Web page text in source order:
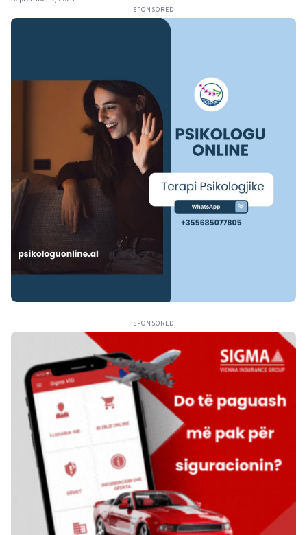
SPONSORED
SPONSORED